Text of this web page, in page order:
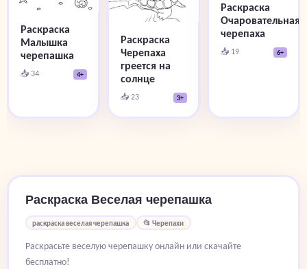
Раскраска
Малышка
черепашка
📥 34 4+
Раскраска
Черепаха
греется на
солнце
📥 23 3+
Раскраска
Очаровательная
черепаха
📥 19 6+
Раскраска Веселая черепашка
раскраска веселая черепашка 📂 Черепахи
Раскрасьте веселую черепашку онлайн или скачайте
бесплатно!